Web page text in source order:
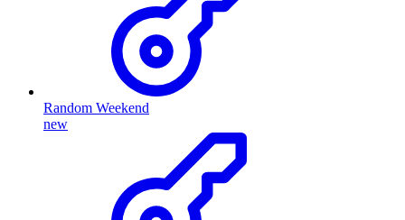
Random Weekend
new